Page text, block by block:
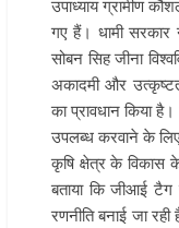
उपाध्याय ग्रामीण
गए हैं। धामी सरकार
सोबन सिह जीना
अकादमी और
का प्रावधान किया
उपलब्ध करवाने के
कृषि क्षेत्र के विकास
बताया कि जीआई टैग
रणनीति बनाई जा